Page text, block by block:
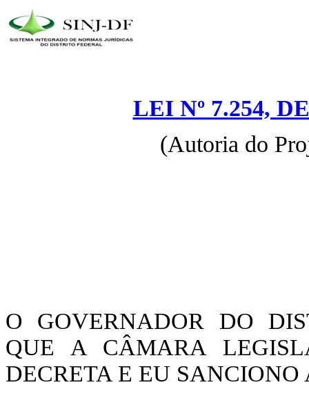
LEI Nº 7.254,
(Autoria do
O GOVERNADOR DO
QUE A CÂMARA
DECRETA E EU